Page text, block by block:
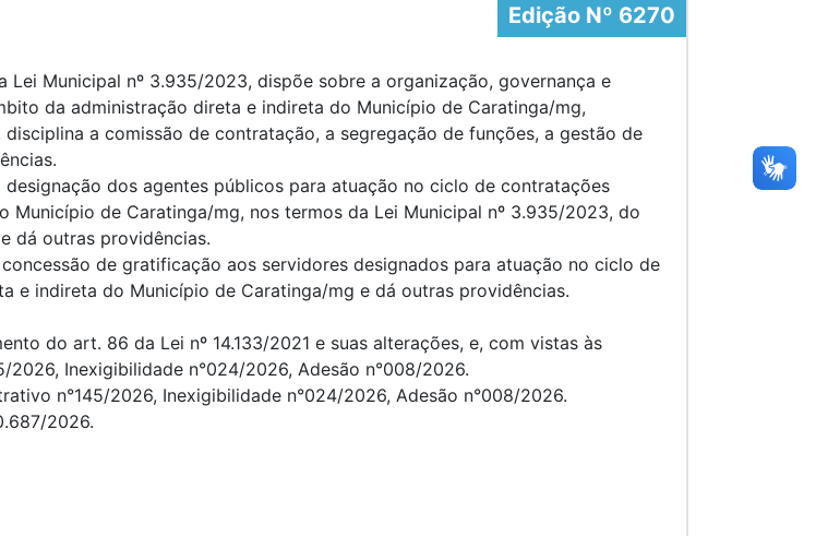
Edição Nº 6270
Lei Municipal nº 3.935/2023, dispõe sobre a organização, governança e
da administração direta e indireta do Município de Caratinga/mg,
a comissão de contratação, a segregação de funções, a gestão de
dos agentes públicos para atuação no ciclo de contratações
de Caratinga/mg, nos termos da Lei Municipal nº 3.935/2023, do
dá outras providências.
de gratificação aos servidores designados para atuação no ciclo de
e indireta do Município de Caratinga/mg e dá outras providências.
do art. 86 da Lei nº 14.133/2021 e suas alterações, e, com vistas às
Inexigibilidade n°024/2026, Adesão n°008/2026.
n°145/2026, Inexigibilidade n°024/2026, Adesão n°008/2026.
2026.